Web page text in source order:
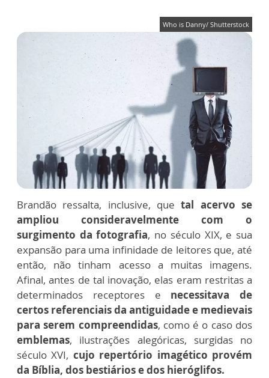
Who is Danny/ Shutterstock
Brandão ressalta, inclusive, que tal acervo se
ampliou consideravelmente com o
surgimento da fotografia, no século XIX, e sua
expansão para uma infinidade de leitores que, até
então, não tinham acesso a muitas imagens.
Afinal, antes de tal inovação, elas eram restritas a
determinados receptores e necessitava de
certos referenciais da antiguidade e medievais
para serem compreendidas, como é o caso dos
emblemas, ilustrações alegóricas, surgidas no
século XVI, cujo repertório imagético provém
da Bíblia, dos bestiários e dos hieróglifos.